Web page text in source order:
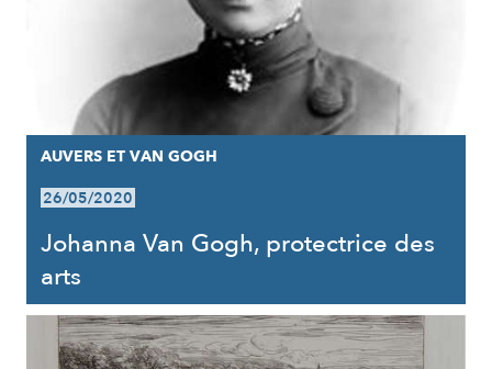
AUVERS ET VAN GOGH
26/05/2020
Johanna Van Gogh, protectrice des
arts